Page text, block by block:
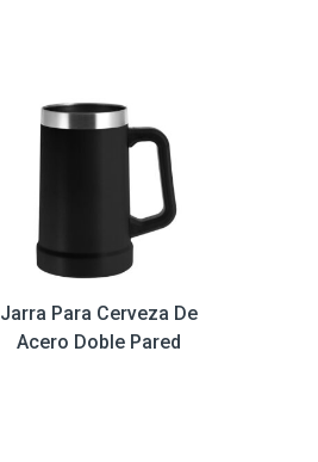
Jarra Para Cerveza De
Acero Doble Pared